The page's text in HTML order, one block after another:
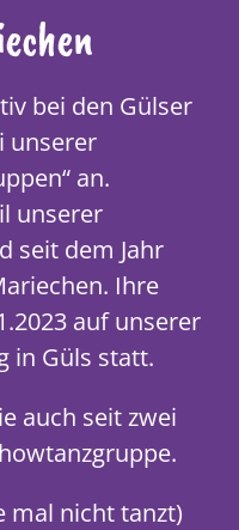
bei den Gülser
unserer
an.
unserer
seit dem Jahr
Ihre
auf unserer
in Güls statt.
auch seit zwei
mal nicht tanzt)